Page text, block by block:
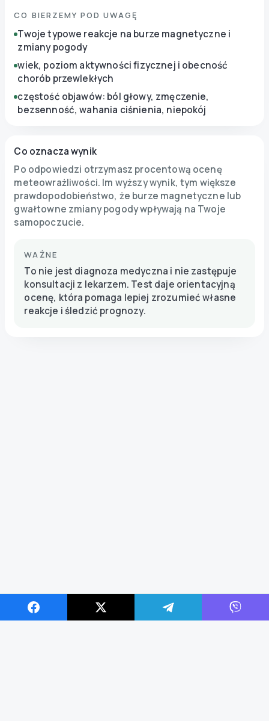
CO BIERZEMY POD UWAGĘ
Twoje typowe reakcje na burze magnetyczne i
zmiany pogody
wiek, poziom aktywności fizycznej i obecność
chorób przewlekłych
częstość objawów: ból głowy, zmęczenie,
bezsenność, wahania ciśnienia, niepokój
Co oznacza wynik
Po odpowiedzi otrzymasz procentową ocenę
meteowrażliwości. Im wyższy wynik, tym większe
prawdopodobieństwo, że burze magnetyczne lub
gwałtowne zmiany pogody wpływają na Twoje
samopoczucie.
WAŻNE
To nie jest diagnoza medyczna i nie zastępuje
konsultacji z lekarzem. Test daje orientacyjną
ocenę, która pomaga lepiej zrozumieć własne
reakcje i śledzić prognozy.